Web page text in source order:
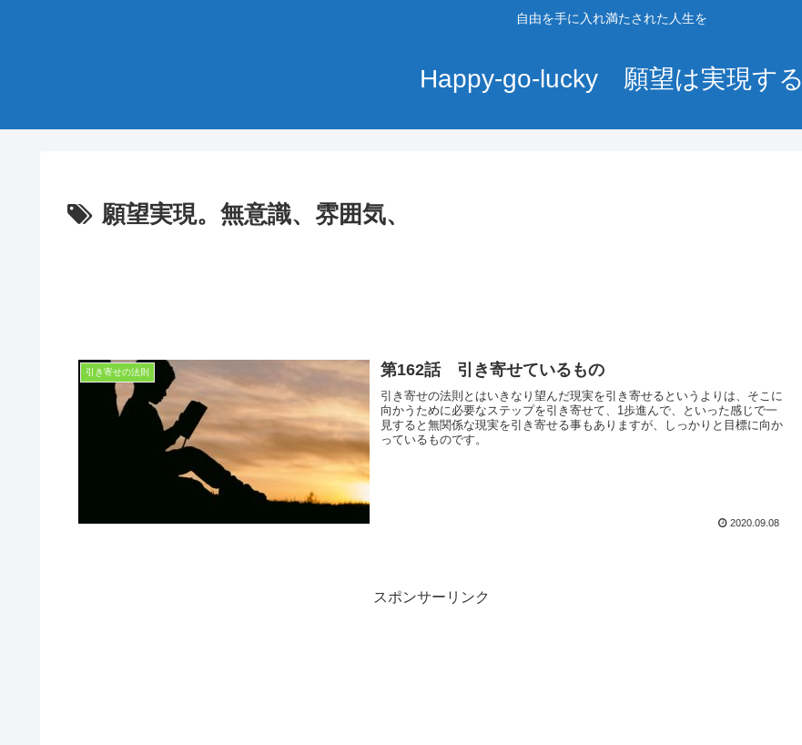
自由を手に入れ満たされた人生を
Happy-go-lucky 願望は実現する
願望実現。無意識、雰囲気、
引き寄せの法則 第162話 引き寄せているもの
引き寄せの法則とはいきなり望んだ現実を引き寄せるというよりは、そこに
向かうために必要なステップを引き寄せて、1歩進んで、といった感じで一
見すると無関係な現実を引き寄せる事もありますが、しっかりと目標に向か
っているものです。
2020.09.08
スポンサーリンク